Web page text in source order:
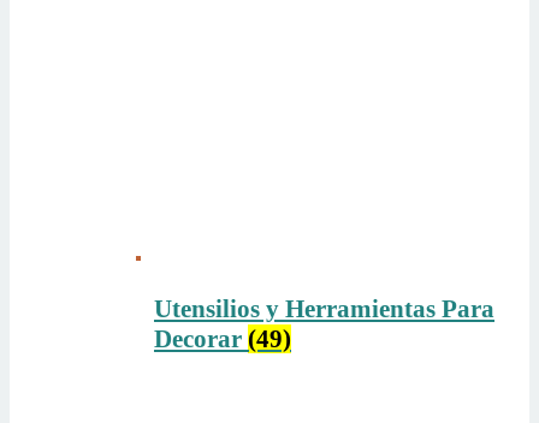
Utensilios y Herramientas Para
Decorar (49)